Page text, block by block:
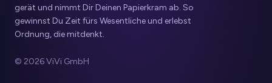
gerät und nimmt Dir Deinen Papierkram ab. So
gewinnst Du Zeit fürs Wesentliche und erlebst
Ordnung, die mitdenkt.
© 2026 ViVi GmbH